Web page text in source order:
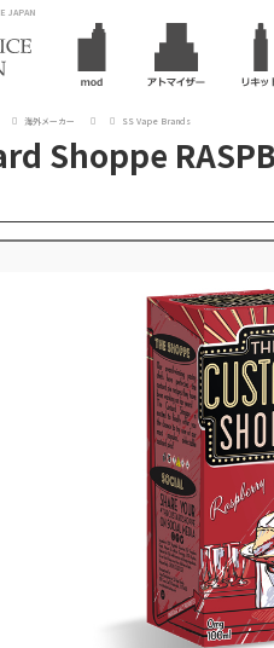
JAPAN
海外メーカー SS Vape Brands
Shoppe